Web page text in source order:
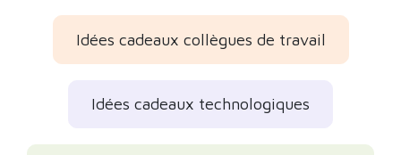
Idées cadeaux collègues de travail
Idées cadeaux pour le Père Noël invisible